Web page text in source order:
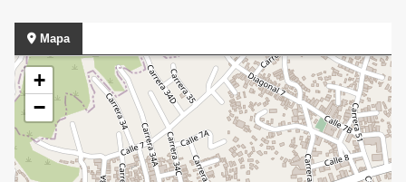
Mapa
+
−